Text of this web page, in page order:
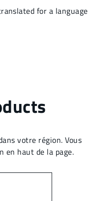
votre région. Vous
en haut de la page.